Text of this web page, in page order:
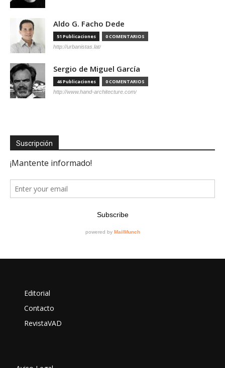
Aldo G. Facho Dede
51 Publicaciones 0 COMENTARIOS
http://urbanistas.lat/
Sergio de Miguel García
46 Publicaciones 0 COMENTARIOS
http://www.hand-architecture.com/
Suscripción
Editorial
Contacto
RevistaVAD